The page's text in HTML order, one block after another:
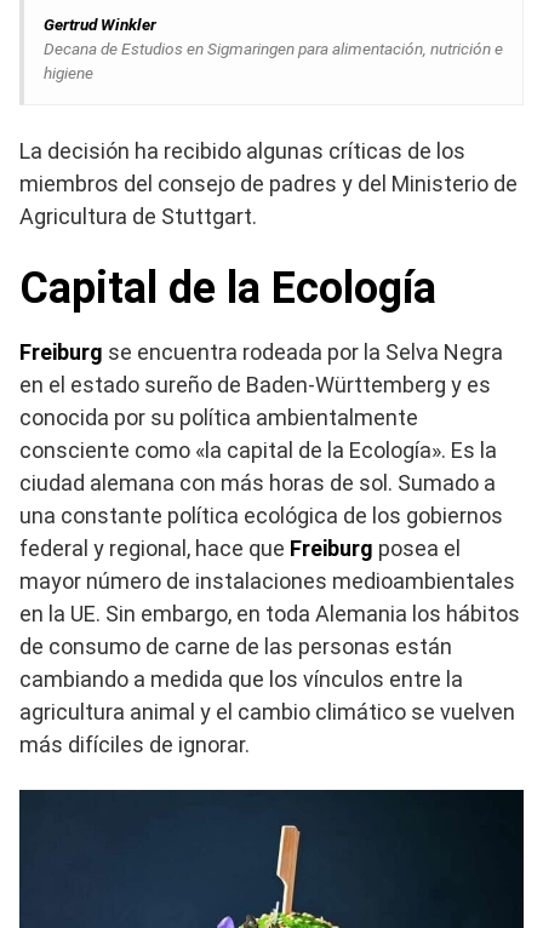
Gertrud Winkler
Decana de Estudios en Sigmaringen para alimentación, nutrición e
higiene
La decisión ha recibido algunas críticas de los
miembros del consejo de padres y del Ministerio de
Agricultura de Stuttgart.
Capital de la Ecología
Freiburg se encuentra rodeada por la Selva Negra
en el estado sureño de Baden-Württemberg y es
conocida por su política ambientalmente
consciente como «la capital de la Ecología». Es la
ciudad alemana con más horas de sol. Sumado a
una constante política ecológica de los gobiernos
federal y regional, hace que Freiburg posea el
mayor número de instalaciones medioambientales
en la UE. Sin embargo, en toda Alemania los hábitos
de consumo de carne de las personas están
cambiando a medida que los vínculos entre la
agricultura animal y el cambio climático se vuelven
más difíciles de ignorar.